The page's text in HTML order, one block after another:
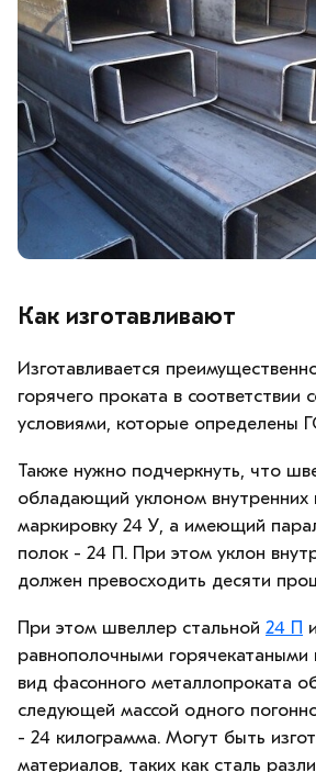
Как изготавливают
Изготавливается
горячего проката в соответствии
условиями, которые определены
Также нужно подчеркнуть, что
обладающий уклоном внутренних
маркировку 24 У, а имеющий
полок - 24 П. При этом уклон
должен превосходить десяти
При этом швеллер стальной 24 П и
равнополочными
вид фасонного металлопроката
следующей массой одного
- 24 килограмма. Могут быть
материалов, таких как сталь